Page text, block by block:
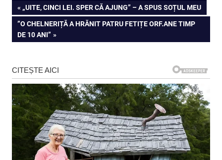
Navigare
în
articole
PREVIOUS
POST:
„UITE, CINCI LEI. SPER CĂ AJUNG” – A SPUS SOȚUL MEU
NEXT
POST:
”O CHELNERIȚĂ A HRĂNIT PATRU FETIȚE ORF.ANE TIMP
DE 10 ANI”